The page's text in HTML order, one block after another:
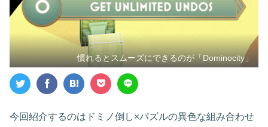
慣れるとスムーズにできるのが「Dominocity」
今回紹介するのはドミノ倒し×パズルの異色な組み合わせ